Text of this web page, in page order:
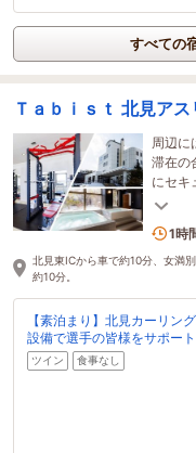
すべての
Ｔａｂｉｓｔ 北見ア
周辺に
滞在の
にセキ
お過ご
2名
1
北見東ICから車で約10分、女満
約10分。
【素泊まり】北見カーリン
設備で選手の皆様をサポート
ツイン 食事なし